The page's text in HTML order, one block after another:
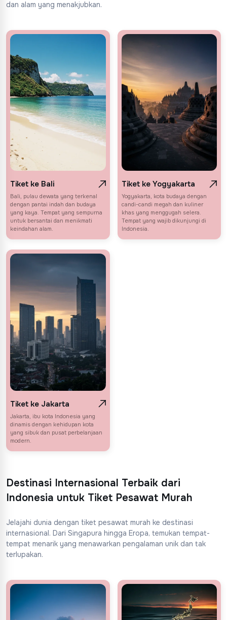
dan alam yang menakjubkan.
Tiket ke Bali
Bali, pulau dewata yang terkenal
dengan pantai indah dan budaya
yang kaya. Tempat yang sempurna
untuk bersantai dan menikmati
keindahan alam.
Tiket ke Yogyakarta
Yogyakarta, kota budaya dengan
candi-candi megah dan kuliner
khas yang menggugah selera.
Tempat yang wajib dikunjungi di
Indonesia.
Tiket ke Jakarta
Jakarta, ibu kota Indonesia yang
dinamis dengan kehidupan kota
yang sibuk dan pusat perbelanjaan
modern.
Destinasi Internasional Terbaik dari
Indonesia untuk Tiket Pesawat Murah
Jelajahi dunia dengan tiket pesawat murah ke destinasi
internasional. Dari Singapura hingga Eropa, temukan tempat-
tempat menarik yang menawarkan pengalaman unik dan tak
terlupakan.